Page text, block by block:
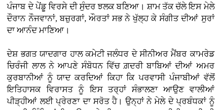
ਪੰਜਾਬ ਦੇ ਪੇਂਡੂ ਵਿਰਸੇ ਦੀ ਸੁੰਦਰ ਝਲਕ ਬਣਿਆ। ਸ਼ਾਮ ਤੱਕ ਚੱਲੇ ਇਸ ਮੇਲੇ
ਦੌਰਾਨ ਨੌਜਵਾਨਾਂ, ਬਜ਼ੁਰਗਾਂ, ਔਰਤਾਂ ਸਭ ਨੇ ਖੁੱਲ੍ਹ ਕੇ ਸੰਗੀਤ ਦੀਆਂ ਸੁਰਾਂ
ਦਾ ਆਨੰਦ ਮਾਣਿਆ।
ਦੇਸ਼ ਭਗਤ ਯਾਦਗਾਰ ਹਾਲ ਕਮੇਟੀ ਜਲੰਧਰ ਦੇ ਸੀਨੀਅਰ ਮੈਂਬਰ ਕਾਮਰੇਡ
ਚਿਰੰਜੀ ਲਾਲ ਨੇ ਆਪਣੇ ਸੰਬੋਧਨ ਵਿੱਚ ਗ਼ਦਰੀ ਬਾਬਿਆਂ ਦੀਆਂ ਅਮਰ
ਕੁਰਬਾਨੀਆਂ ਨੂੰ ਯਾਦ ਕਰਦਿਆਂ ਕਿਹਾ ਕਿ ਪਰਵਾਸੀ ਪੰਜਾਬੀਆਂ ਵੱਲੋਂ
ਇਤਿਹਾਸਕ ਵਿਰਾਸਤ ਨੂੰ ਇਸ ਤਰ੍ਹਾਂ ਸੰਭਾਲਣਾ ਆਉਣ ਵਾਲੀਆਂ
ਪੀੜ੍ਹੀਆਂ ਲਈ ਪ੍ਰੇਰਣਾ ਦਾ ਸਰੋਤ ਹੈ। ਉਨ੍ਹਾਂ ਨੇ ਮੇਲੇ ਦੇ ਪ੍ਰਬੰਧਕਾਂ ਨੂੰ